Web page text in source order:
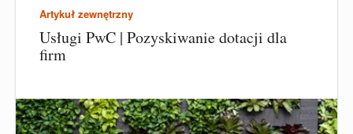
Artykuł zewnętrzny
Usługi PwC | Pozyskiwanie dotacji dla
firm